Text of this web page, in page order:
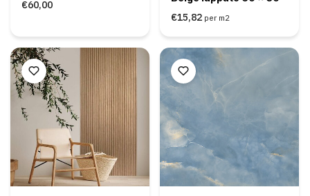
€60,00
€15,82 per m2